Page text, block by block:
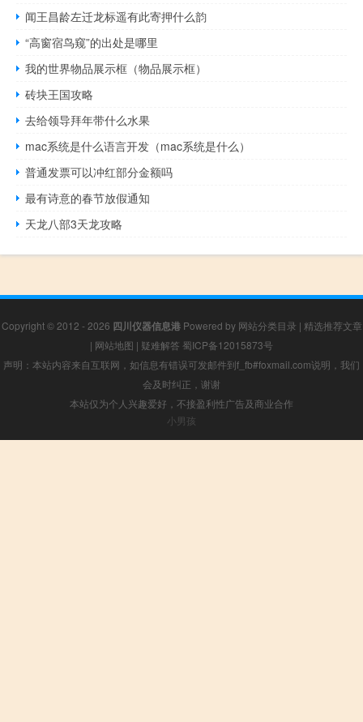
闻王昌龄左迁龙标遥有此寄押什么韵
“高窗宿鸟窥”的出处是哪里
我的世界物品展示框（物品展示框）
砖块王国攻略
去给领导拜年带什么水果
mac系统是什么语言开发（mac系统是什么）
普通发票可以冲红部分金额吗
最有诗意的春节放假通知
天龙八部3天龙攻略
Copyright © 2012 - 2026 四川仪器信息港Powered by 网站分类目录 | 精选推荐文章
| 网站地图 | 疑难解答 蜀ICP备12015873号
声明：本站内容来自互联网，如信息有错误可发邮件到f_fb#foxmail.com说明，我们
会及时纠正，谢谢
本站仅为个人兴趣爱好，不接盈利性广告及商业合作
小男孩